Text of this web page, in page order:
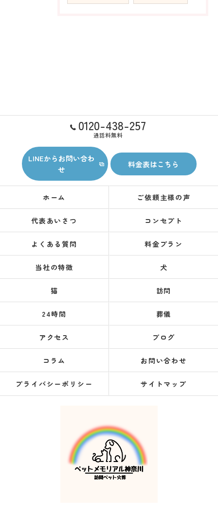
0120-438-257
通話料無料
LINEからお問い合わ
せ
料金表はこちら
ホーム ご依頼主様の声
代表あいさつ コンセプト
よくある質問 料金プラン
当社の特徴 犬
猫 訪問
24時間 葬儀
アクセス ブログ
コラム お問い合わせ
プライバシーポリシー サイトマップ